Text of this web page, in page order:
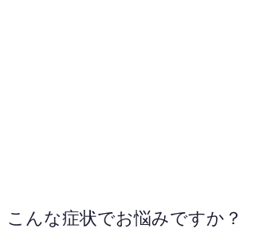
こんな症状でお悩みですか？